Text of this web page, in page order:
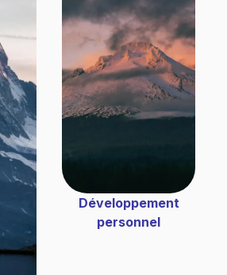
Développement
personnel